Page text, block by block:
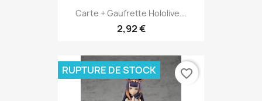
Carte + Gaufrette Hololive...
2,92 €
RUPTURE DE STOCK favorite_border